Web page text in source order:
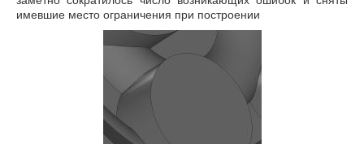
имевшие место ограничения при построении